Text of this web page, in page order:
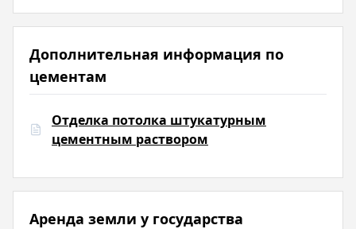
Дополнительная информация по
цементам
Отделка потолка штукатурным
цементным раствором
Аренда земли у государства